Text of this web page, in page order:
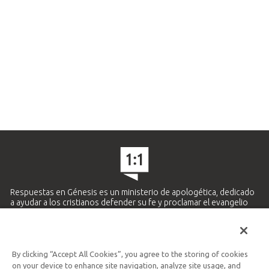
Respuestas en Génesis es un ministerio de apologética, dedicado
a ayudar a los cristianos defender su fe y proclamar el evangelio
Ministerio Hispano y Latinoamericano
By clicking “Accept All Cookies”, you agree to the storing of cookies
on your device to enhance site navigation, analyze site usage, and